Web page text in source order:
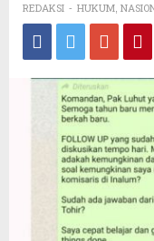
REDAKSI - HUKUM